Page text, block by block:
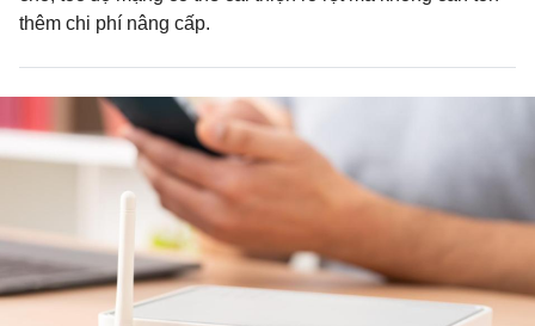
thêm chi phí nâng cấp.